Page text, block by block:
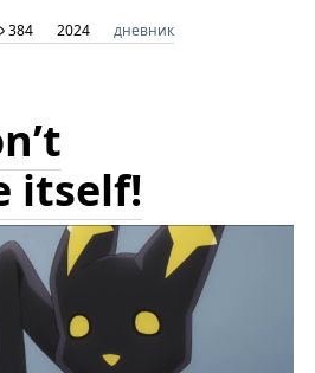
384 2024 дневник
itself!